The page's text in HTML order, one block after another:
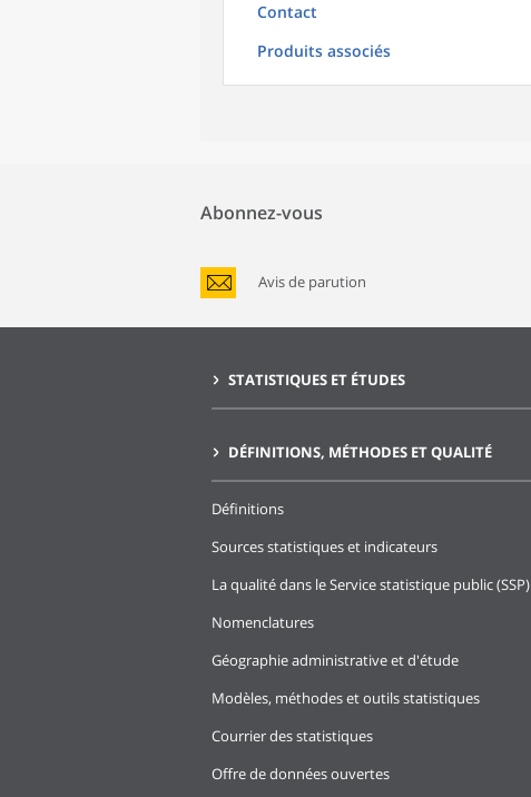
Contact
Produits associés
Abonnez-vous
Avis de parution
STATISTIQUES ET ÉTUDES
DÉFINITIONS, MÉTHODES ET QUALITÉ
Définitions
Sources statistiques et indicateurs
La qualité dans le Service statistique public (SSP)
Nomenclatures
Géographie administrative et d'étude
Modèles, méthodes et outils statistiques
Courrier des statistiques
Offre de données ouvertes